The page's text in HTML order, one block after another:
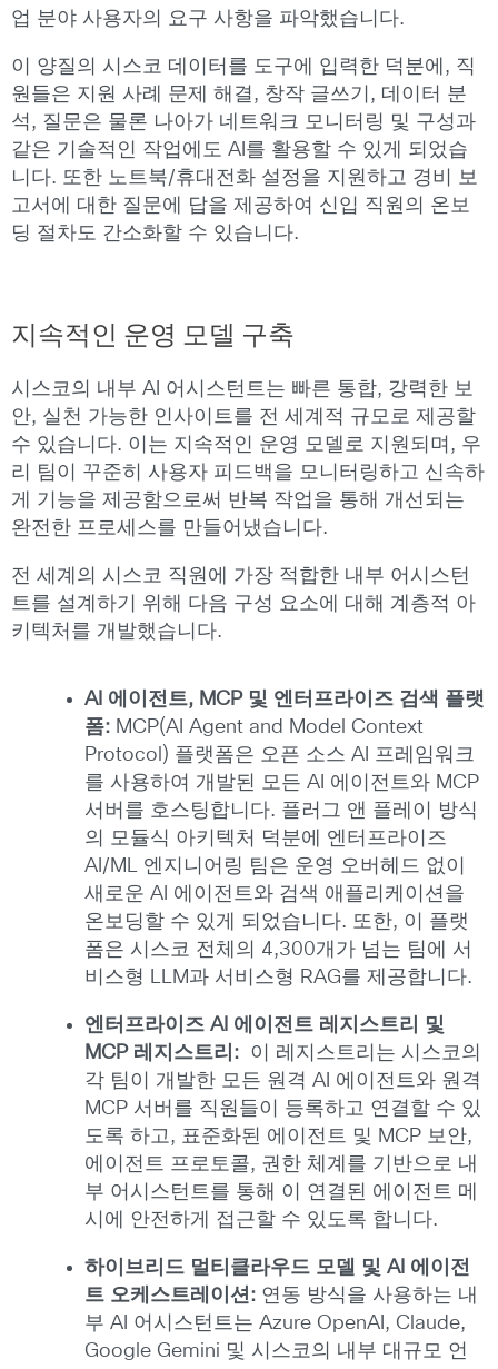
업 분야 사용자의 요구 사항을 파악했습니다.
이 양질의 시스코 데이터를 도구에 입력한 덕분에, 직
원들은 지원 사례 문제 해결, 창작 글쓰기, 데이터 분
석, 질문은 물론 나아가 네트워크 모니터링 및 구성과
같은 기술적인 작업에도 AI를 활용할 수 있게 되었습
니다. 또한 노트북/휴대전화 설정을 지원하고 경비 보
고서에 대한 질문에 답을 제공하여 신입 직원의 온보
딩 절차도 간소화할 수 있습니다.
지속적인 운영 모델 구축
시스코의 내부 AI 어시스턴트는 빠른 통합, 강력한 보
안, 실천 가능한 인사이트를 전 세계적 규모로 제공할
수 있습니다. 이는 지속적인 운영 모델로 지원되며, 우
리 팀이 꾸준히 사용자 피드백을 모니터링하고 신속하
게 기능을 제공함으로써 반복 작업을 통해 개선되는
완전한 프로세스를 만들어냈습니다.
전 세계의 시스코 직원에 가장 적합한 내부 어시스턴
트를 설계하기 위해 다음 구성 요소에 대해 계층적 아
키텍처를 개발했습니다.
AI 에이전트, MCP 및 엔터프라이즈 검색 플랫
폼: MCP(AI Agent and Model Context
Protocol) 플랫폼은 오픈 소스 AI 프레임워크
를 사용하여 개발된 모든 AI 에이전트와 MCP
서버를 호스팅합니다. 플러그 앤 플레이 방식
의 모듈식 아키텍처 덕분에 엔터프라이즈
AI/ML 엔지니어링 팀은 운영 오버헤드 없이
새로운 AI 에이전트와 검색 애플리케이션을
온보딩할 수 있게 되었습니다. 또한, 이 플랫
폼은 시스코 전체의 4,300개가 넘는 팀에 서
비스형 LLM과 서비스형 RAG를 제공합니다.
엔터프라이즈 AI 에이전트 레지스트리
및
MCP 레지스트리 : 이 레지스트리는 시스코의
각 팀이 개발한 모든 원격 AI 에이전트와 원격
MCP 서버를 직원들이 등록하고 연결할 수 있
도록 하고, 표준화된 에이전트 및 MCP 보안,
에이전트 프로토콜, 권한 체계를 기반으로 내
부 어시스턴트를 통해 이 연결된 에이전트 메
시에 안전하게 접근할 수 있도록 합니다.
하이브리드 멀티클라우드 모델 및 AI 에이전
트 오케스트레이션: 연동 방식을 사용하는 내
부 AI 어시스턴트는 Azure OpenAI, Claude,
Google Gemini 및 시스코의 내부 대규모 언